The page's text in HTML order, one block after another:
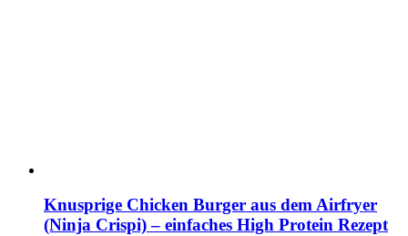
Knusprige Chicken Burger aus dem Airfryer
(Ninja Crispi) – einfaches High Protein Rezept